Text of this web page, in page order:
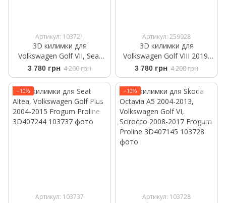
Артикул: 103721
3D килимки для
Volkswagen Golf VII, Seat
Leon 2012- Frogum Proline
3D407060
3 780 грн 4 200 грн
Артикул: 259928
3D килимки для
Volkswagen Golf VIII 2019-
Hybrid Frogum Proline
3D425002
3 780 грн 4 200 грн
−10%
Артикул: 103737
−10%
Артикул: 103728